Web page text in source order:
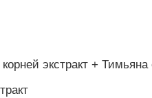
экстракт +